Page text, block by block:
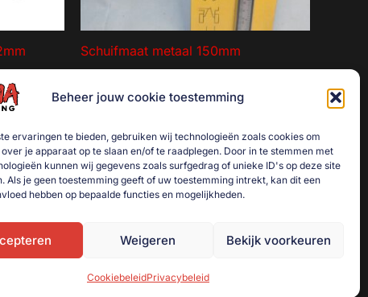
Beheer jouw cookie toestemming
ervaringen te bieden, gebruiken wij technologieën zoals cookies om
je apparaat op te slaan en/of te raadplegen. Door in te stemmen met
kunnen wij gegevens zoals surfgedrag of unieke ID's op deze site
Als je geen toestemming geeft of uw toestemming intrekt, kan dit een
hebben op bepaalde functies en mogelijkheden.
Weigeren Bekijk voorkeuren
CookiebeleidPrivacybeleid
Schuifmaat metaal 150mm
€3,50